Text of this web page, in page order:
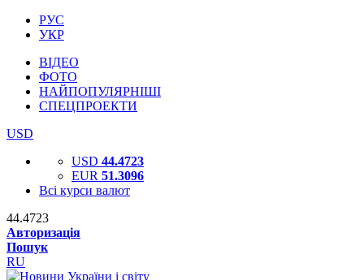
РУС
УКР
ВІДЕО
ФОТО
НАЙПОПУЛЯРНІШІ
СПЕЦПРОЕКТИ
USD
USD 44.4723
EUR 51.3096
Всі курси валют
44.4723
Авторизація
Пошук
RU